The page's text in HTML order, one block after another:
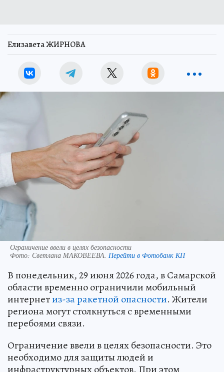
Елизавета ЖИРНОВА
Ограничение ввели в целях безопасности
Фото: Светлана МАКОВЕЕВА. Перейти в Фотобанк КП
В понедельник, 29 июня 2026 года, в Самарской
области временно ограничили мобильный
интернетиз-за ракетной опасности. Жители
региона могут столкнуться с временными
перебоями связи.
Ограничение ввели в целях безопасности. Это
необходимо для защиты людей и